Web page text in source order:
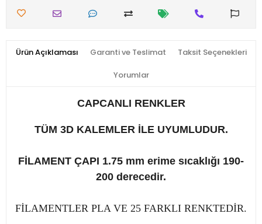
Ürün Açıklaması Garanti ve Teslimat Taksit Seçenekleri
Yorumlar
CAPCANLI RENKLER
TÜM 3D KALEMLER İLE UYUMLUDUR.
FİLAMENT ÇAPI 1.75 mm erime sıcaklığı 190-
200 derecedir.
FİLAMENTLER PLA VE 25 FARKLI RENKTEDİR.